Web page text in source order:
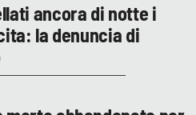
ancora di notte i
la denuncia di